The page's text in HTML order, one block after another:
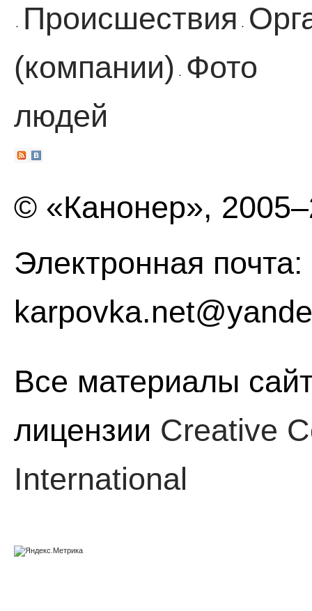
· Происшествия ·
(компании)
·
Фото
людей
© «Канонер»,
Электронная почта:
Все материалы
лицензии Creative
International